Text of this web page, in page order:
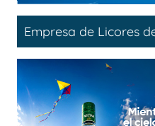
Empresa de Licores